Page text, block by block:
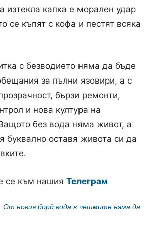
изтекла капка е морален удар
се къпят с кофа и пестят всяка
с безводието няма да бъде
за пълни язовири, а с
бързи ремонти,
и нова култура на
без вода няма живот, а
буквално оставя живота си да
се към нашия Телеграм
От новия борд вода в чешмите няма да